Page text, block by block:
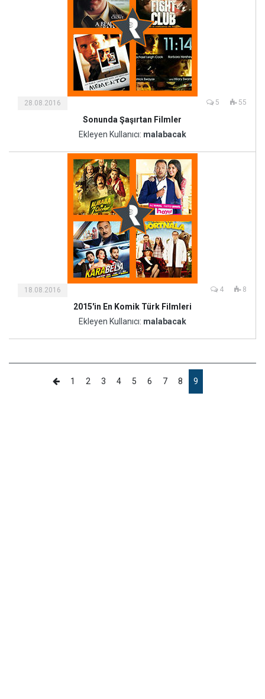
28.08.2016 5 55
Sonunda Şaşırtan Filmler
Ekleyen Kullanıcı: malabacak
18.08.2016 4 8
2015'in En Komik Türk Filmleri
Ekleyen Kullanıcı: malabacak
1 2 3 4 5 6 7 8 9